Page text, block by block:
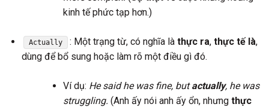
kinh tế phức tạp hơn.)
Actually : Một trạng từ, có nghĩa làthực ra,thực tế là,
dùng để bổ sung hoặc làm rõ một điều gì đó.
Ví dụ: He said he was fine, butactually, he was
struggling. (Anh ấy nói anh ấy ổn, nhưng thực